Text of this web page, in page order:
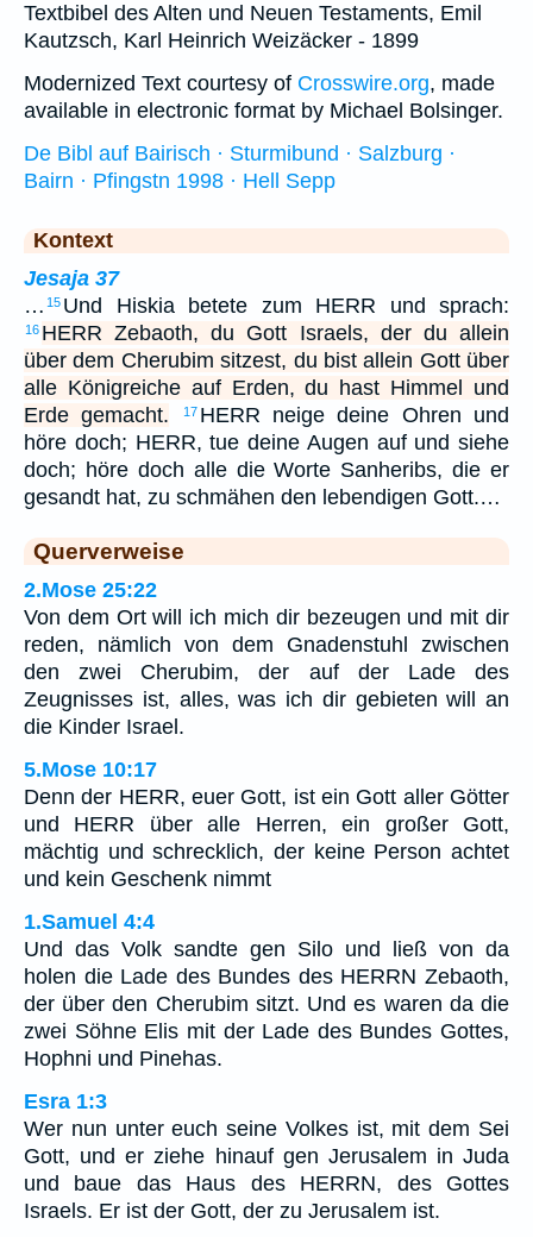
Textbibel des Alten und Neuen Testaments, Emil
Kautzsch, Karl Heinrich Weizäcker - 1899
Modernized Text courtesy of Crosswire.org, made
available in electronic format by Michael Bolsinger.
De Bibl auf Bairisch · Sturmibund · Salzburg ·
Bairn · Pfingstn 1998 · Hell Sepp
Kontext
Jesaja 37
… 15 Und Hiskia betete zum HERR und sprach:
16 HERR Zebaoth, du Gott Israels, der du allein
über dem Cherubim sitzest, du bist allein Gott über
alle Königreiche auf Erden, du hast Himmel und
Erde gemacht.
17 HERR neige deine Ohren und
höre doch; HERR, tue deine Augen auf und siehe
doch; höre doch alle die Worte Sanheribs, die er
gesandt hat, zu schmähen den lebendigen Gott.…
Querverweise
2.Mose 25:22
Von dem Ort will ich mich dir bezeugen und mit dir
reden, nämlich von dem Gnadenstuhl zwischen
den zwei Cherubim, der auf der Lade des
Zeugnisses ist, alles, was ich dir gebieten will an
die Kinder Israel.
5.Mose 10:17
Denn der HERR, euer Gott, ist ein Gott aller Götter
und HERR über alle Herren, ein großer Gott,
mächtig und schrecklich, der keine Person achtet
und kein Geschenk nimmt
1.Samuel 4:4
Und das Volk sandte gen Silo und ließ von da
holen die Lade des Bundes des HERRN Zebaoth,
der über den Cherubim sitzt. Und es waren da die
zwei Söhne Elis mit der Lade des Bundes Gottes,
Hophni und Pinehas.
Esra 1:3
Wer nun unter euch seine Volkes ist, mit dem Sei
Gott, und er ziehe hinauf gen Jerusalem in Juda
und baue das Haus des HERRN, des Gottes
Israels. Er ist der Gott, der zu Jerusalem ist.